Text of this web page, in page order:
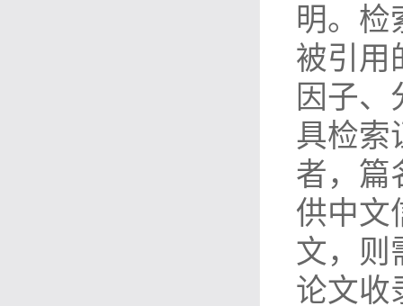
明。检
被引用
因子、
具检索
者，篇
供中文
文，则
论文收